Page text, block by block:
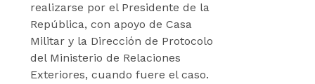
realizarse por el Presidente de la
República, con apoyo de Casa
Militar y la Dirección de Protocolo
del Ministerio de Relaciones
Exteriores, cuando fuere el caso.